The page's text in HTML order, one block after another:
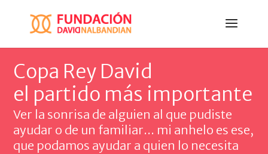
Copa Rey David
el partido más importante
Ver la sonrisa de alguien al que pudiste
ayudar o de un familiar... mi anhelo es ese,
que podamos ayudar a quien lo necesita